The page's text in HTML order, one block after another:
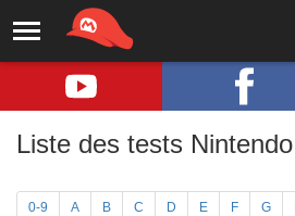
Liste des tests
0-9 A B C D E F G